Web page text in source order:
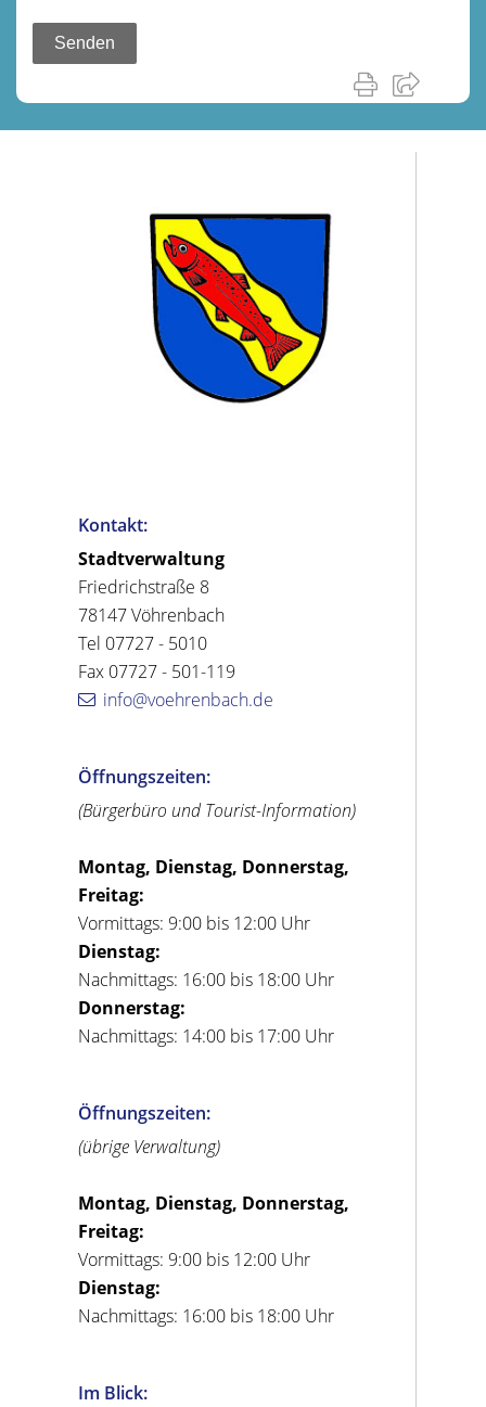
Kontakt:
Stadtverwaltung
Friedrichstraße 8
78147 Vöhrenbach
Tel 07727 - 5010
Fax 07727 - 501-119
info@voehrenbach.de
Öffnungszeiten:
(Bürgerbüro und Tourist-Information)
Montag, Dienstag, Donnerstag,
Freitag:
Vormittags: 9:00 bis 12:00 Uhr
Dienstag:
Nachmittags: 16:00 bis 18:00 Uhr
Donnerstag:
Nachmittags: 14:00 bis 17:00 Uhr
Öffnungszeiten:
(übrige Verwaltung)
Montag, Dienstag, Donnerstag,
Freitag:
Vormittags: 9:00 bis 12:00 Uhr
Dienstag:
Nachmittags: 16:00 bis 18:00 Uhr
Im Blick: